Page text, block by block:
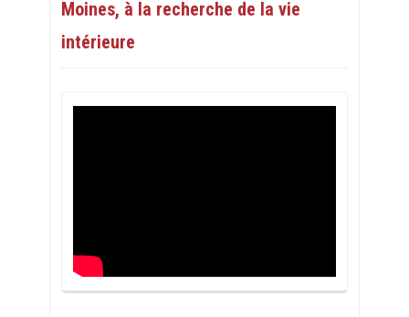
Moines, à la recherche de la vie
intérieure